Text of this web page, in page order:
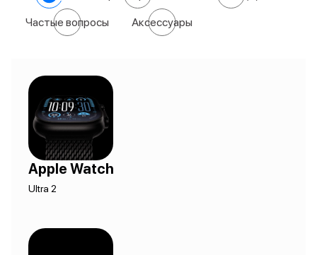
Частые вопросы Аксессуары
Apple Watch
Ultra 2